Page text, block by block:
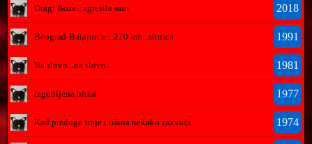
Dragi Boze...zgresila sam 2018
Beograd-Batajnica....270 km...sitnica 1991
Na slovo...na slovo... 1981
Izgubljena bitka 1977
Kad predugo traje i tišina nekako zazvuči 1974